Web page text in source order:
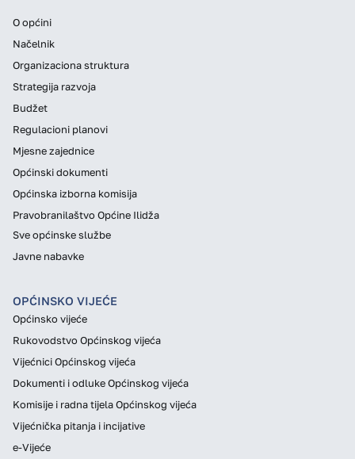
O općini
Načelnik
Organizaciona struktura
Strategija razvoja
Budžet
Regulacioni planovi
Mjesne zajednice
Općinski dokumenti
Općinska izborna komisija
Pravobranilaštvo Općine Ilidža
Sve općinske službe
Javne nabavke
OPĆINSKO VIJEĆE
Općinsko vijeće
Rukovodstvo Općinskog vijeća
Vijećnici Općinskog vijeća
Dokumenti i odluke Općinskog vijeća
Komisije i radna tijela Općinskog vijeća
Vijećnička pitanja i incijative
e-Vijeće